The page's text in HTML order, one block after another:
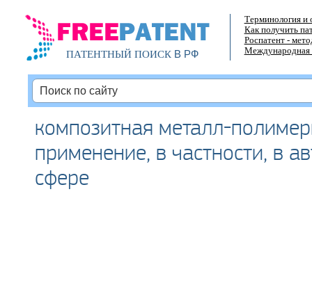
ПАТЕНТНЫЙ ПОИСКВ РФ
Терминология и
Как получить
Роспатент -
Международная
композитная металл-
применение, в частности, в
сфере